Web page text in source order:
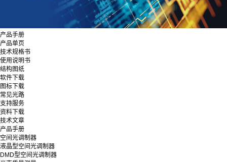
产品手册
产品单页
技术规格书
使用说明书
结构图纸
软件下载
图标下载
常见光路
支持服务
资料下载
技术文章
产品手册
空间光调制器
液晶型空间光调制器
DMD型空间光调制器